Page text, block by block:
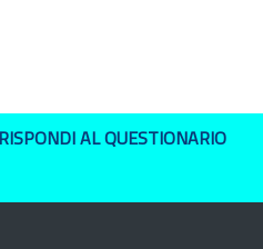
RISPONDI AL QUESTIONARIO